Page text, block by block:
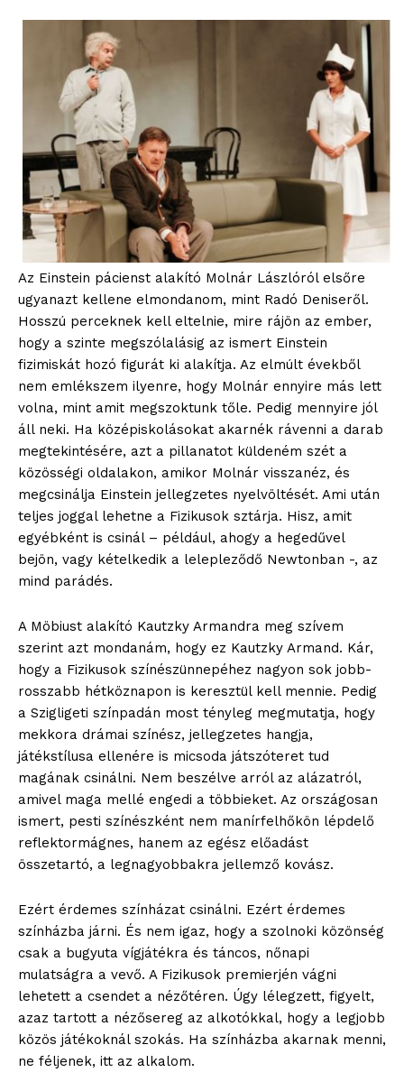
blogSZOLNOK
szubjektív élményportál
ELŐFIZETÉS
Hasznos
bSZ fiók
Előfizetés
Kapcsolat
Hirdetés
Az Einstein pácienst alakító Molnár Lászlóról elsőre
ugyanazt kellene elmondanom, mint Radó Deniseről.
Hosszú perceknek kell eltelnie, mire rájön az ember,
hogy a szinte megszólalásig az ismert Einstein
fizimiskát hozó figurát ki alakítja. Az elmúlt évekből
nem emlékszem ilyenre, hogy Molnár ennyire más lett
volna, mint amit megszoktunk tőle. Pedig mennyire jól
áll neki. Ha középiskolásokat akarnék rávenni a darab
megtekintésére, azt a pillanatot küldeném szét a
közösségi oldalakon, amikor Molnár visszanéz, és
megcsinálja Einstein jellegzetes nyelvöltését. Ami után
teljes joggal lehetne a Fizikusok sztárja. Hisz, amit
egyébként is csinál – például, ahogy a hegedűvel
bejön, vagy kételkedik a lelepleződő Newtonban -, az
mind parádés.
A Möbiust alakító Kautzky Armandra meg szívem
szerint azt mondanám, hogy ez Kautzky Armand. Kár,
hogy a Fizikusok színészünnepéhez nagyon sok jobb-
rosszabb hétköznapon is keresztül kell mennie. Pedig
a Szigligeti színpadán most tényleg megmutatja, hogy
mekkora drámai színész, jellegzetes hangja,
játékstílusa ellenére is micsoda játszóteret tud
magának csinálni. Nem beszélve arról az alázatról,
amivel maga mellé engedi a többieket. Az országosan
ismert, pesti színészként nem manírfelhőkön lépdelő
reflektormágnes, hanem az egész előadást
összetartó, a legnagyobbakra jellemző kovász.
Ezért érdemes színházat csinálni. Ezért érdemes
színházba járni. És nem igaz, hogy a szolnoki közönség
csak a bugyuta vígjátékra és táncos, nőnapi
mulatságra a vevő. A Fizikusok premierjén vágni
lehetett a csendet a nézőtéren. Úgy lélegzett, figyelt,
azaz tartott a nézősereg az alkotókkal, hogy a legjobb
közös játékoknál szokás. Ha színházba akarnak menni,
ne féljenek, itt az alkalom.